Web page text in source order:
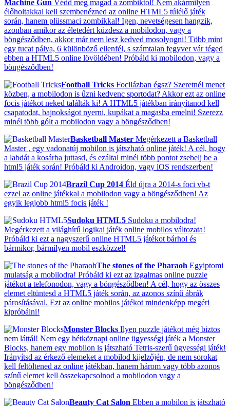
Machine Gun Védd meg magad a zombiktól! Nem akármilyen
élőholtakkal kell szembenézned az online HTML5 túlélő játék
során, hanem plüssmaci zombikkal! Igen, nevetségesen hangzik,
azonban amikor az életedért küzdesz a mobilodon, vagy a
böngésződben, akkor már nem lesz kedved mosolyogni! Több mint
egy tucat pálya, 6 különböző ellenfél, s számtalan fegyver vár téged
ebben a HTML5 online lövöldében! Próbáld ki mobilodon, vagy a
böngésződben!
Football Tricks Focilázban égsz? Szeretnél menet
közben, a mobilodon is űzni kedvenc sportodat? Akkor ezt az online
focis játékot neked találták ki! A HTML5 játékban irányítanod kell
csapatodat, bajnokságot nyerni, kupákat a magasba emelni! Szerezz
minél több gólt a mobilodon vagy a böngésződben!
Basketball Master Megérkezett a Basketball
Master , egy vadonatúj mobilon is játszható online játék! A cél, hogy
a labdát a kosárba juttasd, és ezáltal minél több pontot zsebelj be a
html5 játék során! Próbáld ki Androidon, vagy iOS rendszerben!
Brazil Cup 2014 Éld újra a 2014-s foci vb-t
ezzel az online játékkal a mobilodon vagy a böngésződben! Az
egyik legjobb html5 focis játék !
Sudoku HTML5 Sudoku a mobilodra!
Megérkezett a világhírű logikai játék online mobilos változata!
Próbáld ki ezt a nagyszerű online HTML5 játékot bárhol és
bármikor, bármilyen mobil eszközzel!
The stones of the Pharaoh Egyiptomi
mulatság a mobilodra! Próbáld ki ezt az izgalmas online puzzle
játékot a telefonodon, vagy a böngésződben! A cél, hogy az összes
elemet eltüntesd a HTML5 játék során, az azonos színű ábrák
párosításával. Ezt az online mobilos játékot mindenképp megéri
kipróbálni!
Monster Blocks Ilyen puzzle játékot még biztos
nem láttál! Nem egy hétköznapi online ügyességi játék a Monster
Blocks, hanem egy mobilon is játszható Tetris-szerű ügyességi játék!
Irányítsd az érkező elemeket a mobilod kijelzőjén, de nem sorokat
kell feltöltened az online játékban, hanem három vagy több azonos
színű elemet kell összekapcsolnod a mobilodon vagy a
böngésződben!
Beauty Cat Salon Ebben a mobilon is játszható